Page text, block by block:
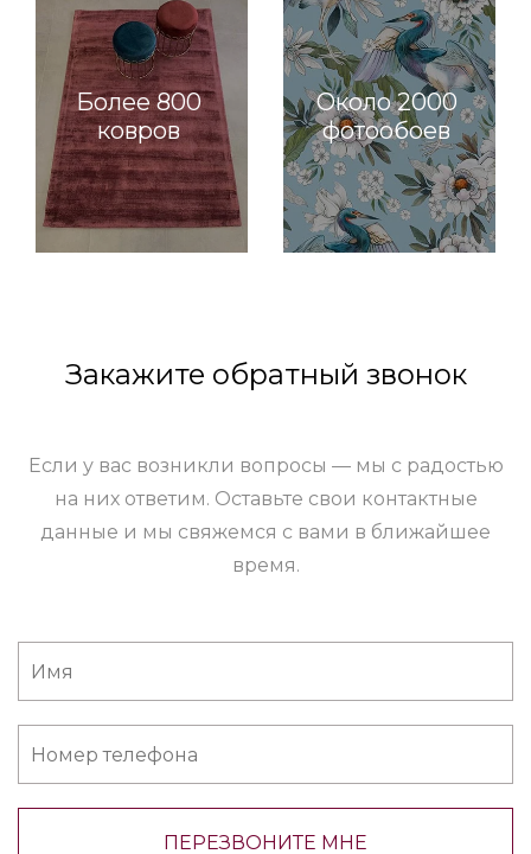
Более 800
ковров
Около 2000
фотообоев
Закажите обратный звонок
Если у вас возникли вопросы — мы с радостью
на них ответим. Оставьте свои контактные
данные и мы свяжемся с вами в ближайшее
время.